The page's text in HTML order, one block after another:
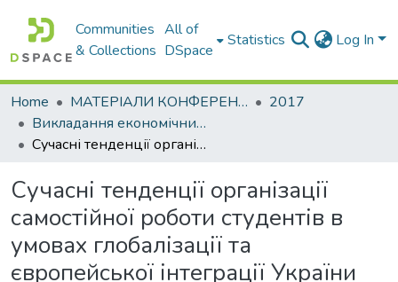
Communities
& Collections
All of
DSpace
Statistics Log In
Home МАТЕРІАЛИ КОНФЕРЕНЦІЙ
2017
Викладання економічних дисциплін в умовах глобалізації та європейської інтеграції України
Сучасні тенденції організації самостійної роботи студентів в умовах глобалізації та європейської інтеграції України
Сучасні тенденції організації
самостійної роботи студентів в
умовах глобалізації та
європейської інтеграції України